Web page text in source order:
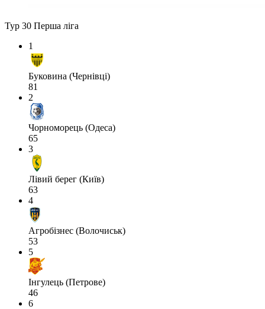
Тур 30 Перша ліга
1
Буковина (Чернівці)
81
2
Чорноморець (Одеса)
65
3
Лівий берег (Київ)
63
4
Агробізнес (Волочиськ)
53
5
Інгулець (Петрове)
46
6